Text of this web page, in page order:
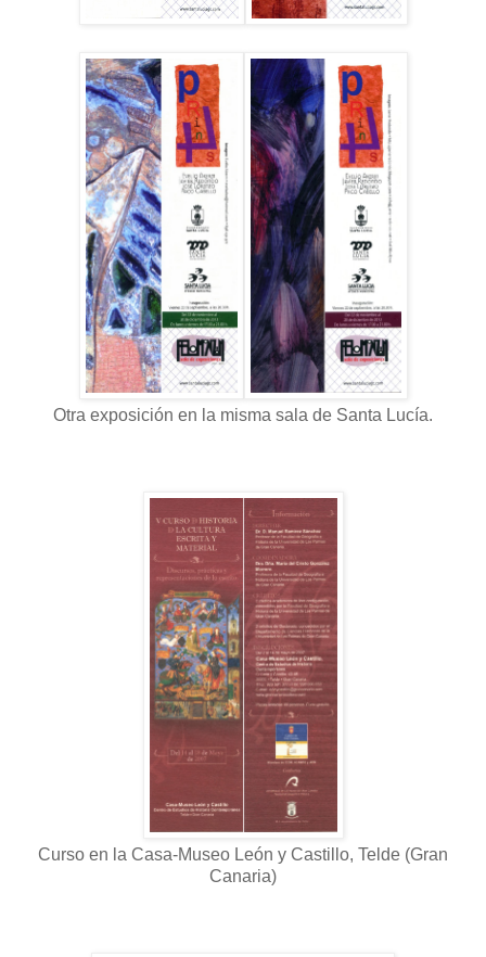
Otra exposición en la misma sala de Santa Lucía.
Curso en la Casa-Museo León y Castillo, Telde (Gran
Canaria)